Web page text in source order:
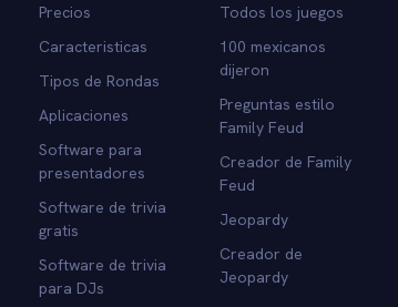
Precios
Caracteristicas
Tipos de Rondas
Aplicaciones
Software para
presentadores
Software de trivia
gratis
Software de trivia
para DJs
Todos los juegos
100 mexicanos
dijeron
Preguntas estilo
Family Feud
Creador de Family
Feud
Jeopardy
Creador de
Jeopardy